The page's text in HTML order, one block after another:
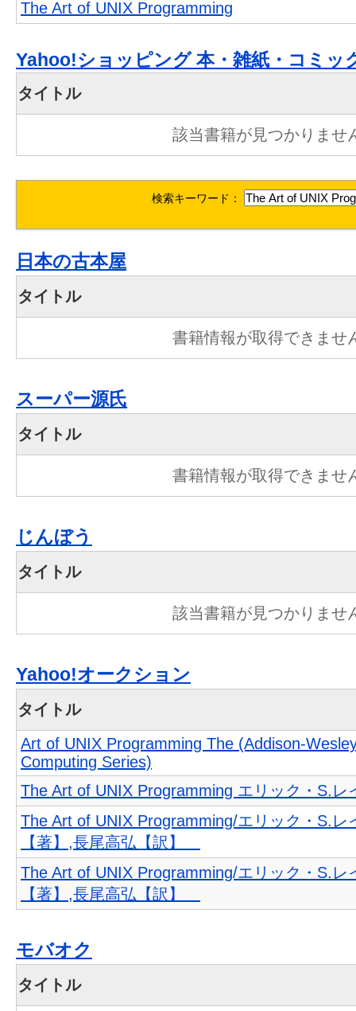
The Art of UNIX Programming
Yahoo!ショッピング 本・雑紙・コミッ
タイトル
該当書籍が見つかりませ
検索キーワード：
日本の古本屋
タイトル
書籍情報が取得できませ
スーパー源氏
タイトル
書籍情報が取得できませ
じんぼう
タイトル
該当書籍が見つかりませ
Yahoo!オークション
タイトル
Art of UNIX Programming The (Addison-
Computing Series)
The Art of UNIX Programming エリック・S.レ
The Art of UNIX Programming/エリック・S.レ
【著】,長尾高弘【訳】
The Art of UNIX Programming/エリック・S.レ
【著】,長尾高弘【訳】
モバオク
タイトル